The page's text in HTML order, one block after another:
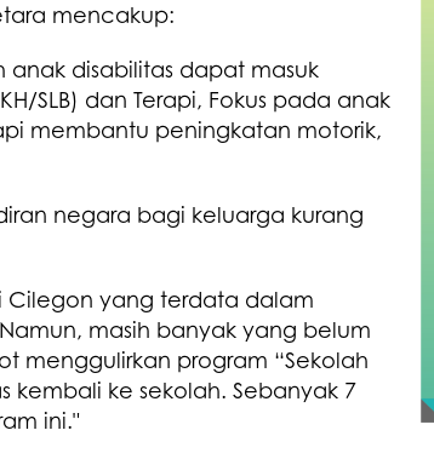
mencakup:
anak disabilitas dapat masuk
SLB) dan Terapi, Fokus pada anak
membantu peningkatan motorik,
negara bagi keluarga kurang
Cilegon yang terdata dalam
masih banyak yang belum
menggulirkan program “Sekolah
kembali ke sekolah. Sebanyak 7
ini."